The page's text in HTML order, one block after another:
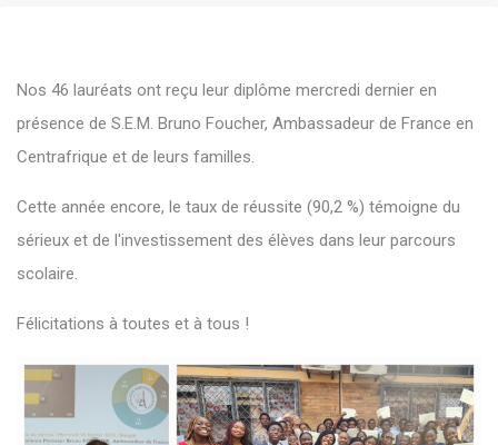
Nos 46 lauréats ont reçu leur diplôme mercredi dernier en
présence de S.E.M. Bruno Foucher, Ambassadeur de France en
Centrafrique et de leurs familles.
Cette année encore, le taux de réussite (90,2 %) témoigne du
sérieux et de l'investissement des élèves dans leur parcours
scolaire.
Félicitations à toutes et à tous !